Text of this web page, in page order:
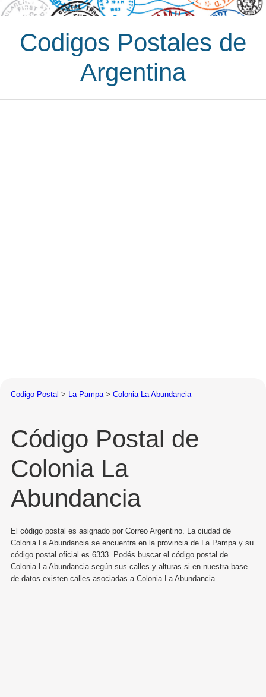
Codigos Postales de
Argentina
Codigo Postal > La Pampa > Colonia La Abundancia
Código Postal de
Colonia La
Abundancia
El código postal es asignado por Correo Argentino. La ciudad de
Colonia La Abundancia se encuentra en la provincia de La Pampa y su
código postal oficial es 6333. Podés buscar el código postal de
Colonia La Abundancia según sus calles y alturas si en nuestra base
de datos existen calles asociadas a Colonia La Abundancia.